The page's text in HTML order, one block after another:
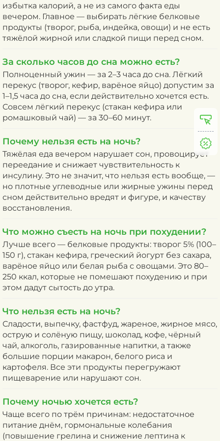
избытка калорий, а не из самого факта еды
вечером. Главное — выбирать лёгкие белковые
продукты (творог, рыба, индейка, овощи) и не есть
тяжёлой жирной или сладкой пищи перед сном.
За сколько часов до сна можно есть?
Полноценный ужин — за 2–3 часа до сна. Лёгкий
перекус (творог, кефир, варёное яйцо) допустим за
1–1,5 часа до сна, если действительно хочется есть.
Совсем лёгкий перекус (стакан кефира или
ромашковый чай) — за 30–60 минут.
Почему нельзя есть на ночь?
Тяжёлая еда вечером нарушает сон, провоцирует
переедание и снижает чувствительность к
инсулину. Это не значит, что нельзя есть вообще, —
но плотные углеводные или жирные ужины перед
сном действительно вредят и фигуре, и качеству
восстановления.
Что можно съесть на ночь при похудении?
Лучше всего — белковые продукты: творог 5% (100–
150 г), стакан кефира, греческий йогурт без сахара,
варёное яйцо или белая рыба с овощами. Это 80–
250 ккал, которые не помешают похудению и при
этом дадут сытость до утра.
Что нельзя есть на ночь?
Сладости, выпечку, фастфуд, жареное, жирное мясо,
острую и солёную пищу, шоколад, кофе, чёрный
чай, алкоголь, газированные напитки, а также
большие порции макарон, белого риса и
картофеля. Все эти продукты перегружают
пищеварение или нарушают сон.
Почему ночью хочется есть?
Чаще всего по трём причинам: недостаточное
питание днём, гормональные колебания
(повышение грелина и снижение лептина к